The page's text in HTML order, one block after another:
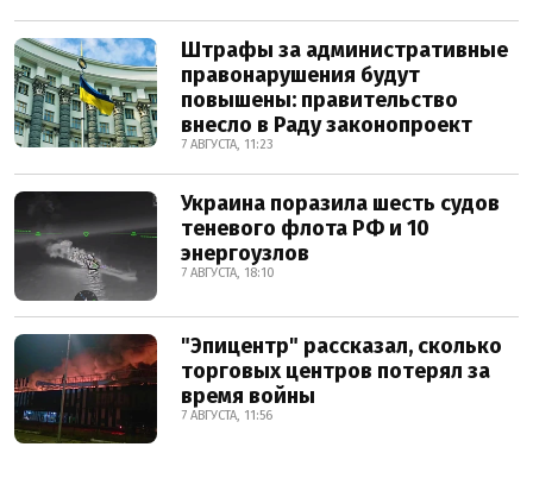
Штрафы за административные
правонарушения будут
повышены: правительство
внесло в Раду законопроект
7 АВГУСТА, 11:23
Украина поразила шесть судов
теневого флота РФ и 10
энергоузлов
7 АВГУСТА, 18:10
"Эпицентр" рассказал, сколько
торговых центров потерял за
время войны
7 АВГУСТА, 11:56